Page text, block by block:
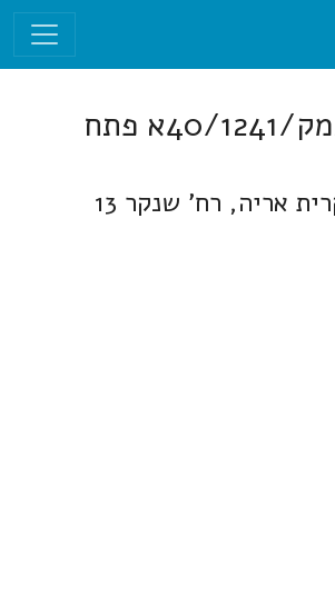
תוכנית פת/מק/40/1241א פתח
אריה, רח' שנקר 13